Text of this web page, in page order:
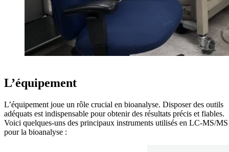
L’équipement
L’équipement joue un rôle crucial en bioanalyse. Disposer des outils
adéquats est indispensable pour obtenir des résultats précis et fiables.
Voici quelques-uns des principaux instruments utilisés en LC-MS/MS
pour la bioanalyse :